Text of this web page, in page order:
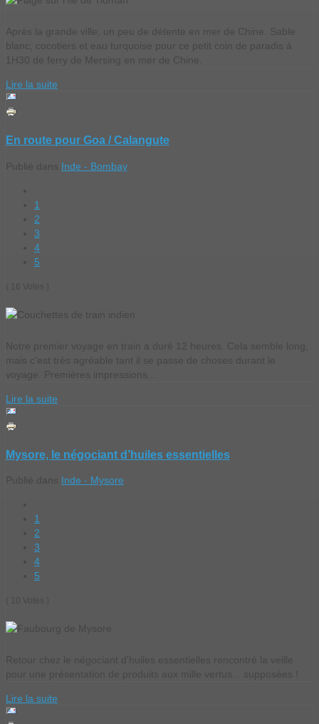
Après la grande ville, un peu de détente en mer de Chine. Sable
blanc, cocotiers et eau turquoise pour ce petit coin de paradis à
1H30 de ferry de Mersing en mer de Chine.
Lire la suite
En route pour Goa / Calangute
Publié dans Inde - Bombay
1
2
3
4
5
( 16 Votes )
Notre premier voyage en train a duré 12 heures. Cela semble long,
mais c'est très agréable tant il se passe de choses durant le
voyage. Premières impressions...
Lire la suite
Mysore, le négociant d’huiles essentielles
Publié dans Inde - Mysore
1
2
3
4
5
Lire la suite